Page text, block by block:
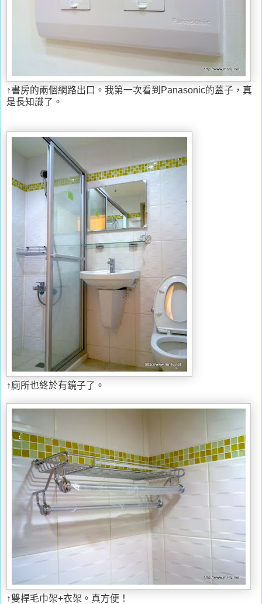
↑書房的兩個網路出口。我第一次看到Panasonic的蓋子，真
是長知識了。
↑廁所也終於有鏡子了。
↑雙桿毛巾架+衣架。真方便！